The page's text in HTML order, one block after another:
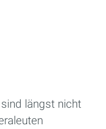
längst nicht